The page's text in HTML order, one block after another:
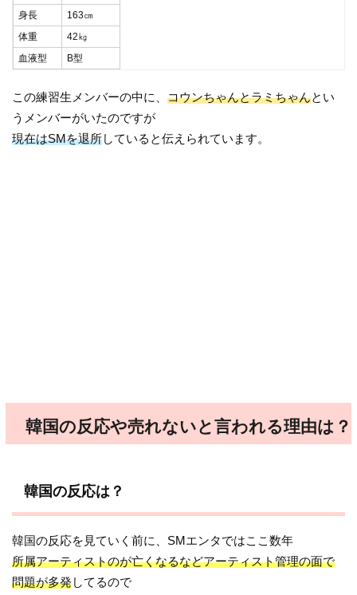
身長
163㎝
体重
42㎏
血液型
B型
この練習生メンバーの中に、コウンちゃんとラミちゃんとい
うメンバーがいたのですが
現在はSMを退所していると伝えられています。
韓国の反応や売れないと言われる理由は？
韓国の反応は？
韓国の反応を見ていく前に、SMエンタではここ数年
所属アーティストのが亡くなるなどアーティスト管理の面で
問題が多発してるので